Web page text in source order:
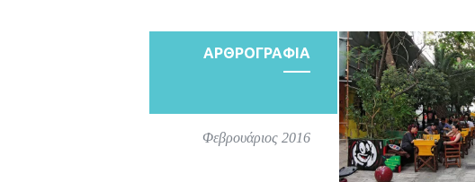
ΑΡΘΡΟΓΡΑΦΙΑ
Φεβρουάριος 2016